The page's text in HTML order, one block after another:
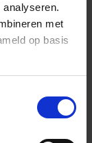
met
op basis